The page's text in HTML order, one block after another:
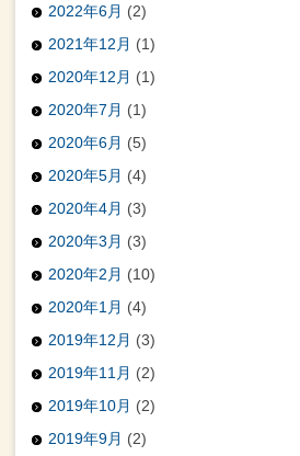
2022年6月 (2)
2021年12月 (1)
2020年12月 (1)
2020年7月 (1)
2020年6月 (5)
2020年5月 (4)
2020年4月 (3)
2020年3月 (3)
2020年2月 (10)
2020年1月 (4)
2019年12月 (3)
2019年11月 (2)
2019年10月 (2)
2019年9月 (2)